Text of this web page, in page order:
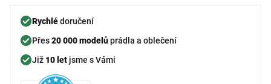
Rychlédoručení
Přes20 000 modelůprádla a oblečení
Již 10 let jsme s Vámi